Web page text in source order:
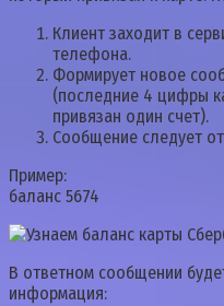
Клиент заходит в
телефона.
Формирует новое
(последние 4 цифры
привязан один счет).
Сообщение следует
Пример:
баланс 5674
В ответном сообщении
информация: